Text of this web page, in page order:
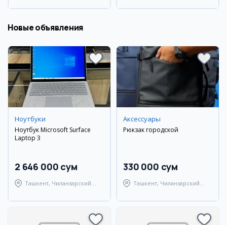
Новые объявления
Ноутбуки
Ноутбук Microsoft Surface
Laptop 3
2 646 000 сум
Ташкент, Чиланзарский
Аксессуары
Рюкзак городской
330 000 сум
Ташкент, Чиланзарский